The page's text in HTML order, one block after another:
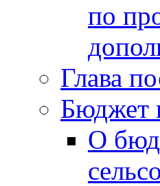
по
Глава
Бюджет
О